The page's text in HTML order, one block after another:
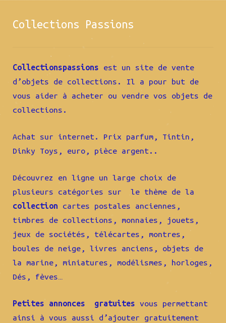
Collections Passions
Collectionspassions est un site de vente
d’objets de collections. Il a pour but de
vous aider à acheter ou vendre vos objets de
collections.
Achat sur internet. Prix parfum, Tintin,
Dinky Toys, euro, pièce argent..
Découvrez en ligne un large choix de
plusieurs catégories sur le thème de la
collection cartes postales anciennes,
timbres de collections, monnaies, jouets,
jeux de sociétés, télécartes, montres,
boules de neige, livres anciens, objets de
la marine, miniatures, modélismes, horloges,
Dés, fèves…
Petites annonces gratuites vous permettant
ainsi à vous aussi d’ajouter gratuitement